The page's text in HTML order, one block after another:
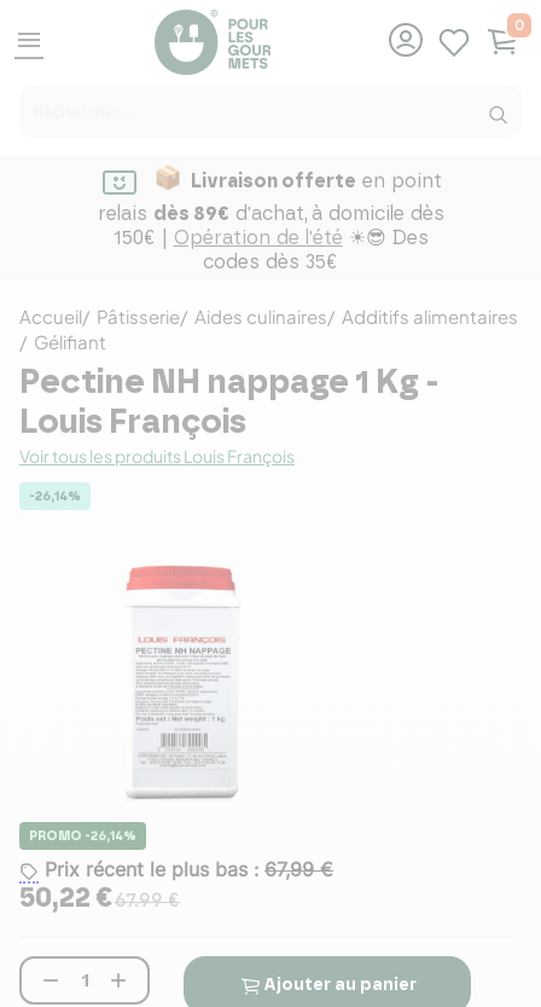
menu
0
Livraison offerte en point
relais dès 89€ d'achat, à domicile dès
150€ | Opération de l'été ☀😎 Des
codes dès 35€
Accueil Pâtisserie Aides culinaires
Additifs alimentaires
Gélifiant
Pectine NH nappage 1 Kg -
Louis François
Voir tous les produits Louis François
-26,14%
PROMO -26,14%
Prix récent le plus bas : 67,99 €
50,22 €67.99 €
  Ajouter au panier